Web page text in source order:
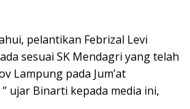
pelantikan Febrizal Levi
sesuai SK Mendagri yang telah
Lampung pada Jum’at
ujar Binarti kepada media ini,